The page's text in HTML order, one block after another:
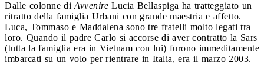
Dalle colonne di Avvenire Lucia Bellaspiga ha tratteggiato un
ritratto della famiglia Urbani con grande maestria e affetto.
Luca, Tommaso e Maddalena sono tre fratelli molto legati tra
loro. Quando il padre Carlo si accorse di aver contratto la Sars
(tutta la famiglia era in Vietnam con lui) furono immeditamente
imbarcati su un volo per rientrare in Italia, era il marzo 2003.